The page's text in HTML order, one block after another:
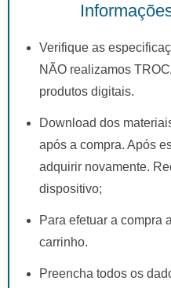
Verifique as
NÃO realizamos
produtos digitais.
Download dos
após a compra. Após
adquirir novamente.
dispositivo;
Para efetuar a compra
carrinho.
Preencha todos os